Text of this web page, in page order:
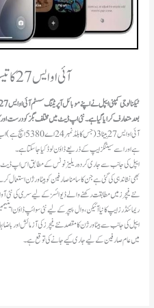
آئی او ایس 27 کا تیسرا بِیٹا ورژن جاری
ٹیکنالوجی کمپنی ایپلنے اپنے موبائل آپریٹنگ سسٹمآئی او ایس 27
بعد متعارف کرایا گیا ہے۔ نئی اپ ڈیٹ میں مختلف بگز کو درست
آئی او ایس 27
ہے اور اسے سیٹنگز ایپ کے ذریعے ڈاؤن لوڈ کیا جا سکتا ہے۔
ایپل کی جانب سے جاری کردہ ریلیز نوٹس کے مطابق اس اپ ڈیٹ
بھی نشاندہی کی گئی ہے جن کا سامنا صارفین کو بیٹا ورژن استعمال
نئے فیچرز میں مطابقت رکھنے والے ڈیوائسز کے لیے سِری کی نئی
ریمائنڈرز ایپ کا نیا آئیکن، وال پیپر کے لیے نئی سوائپ ڈاؤن
ایپل کی جانب سے بیٹا ورژن کا مقصد نئے فیچرز کی آزمائش اور
میں عام صارفین کے لیے جاری کیے جانے کی توقع ہے۔